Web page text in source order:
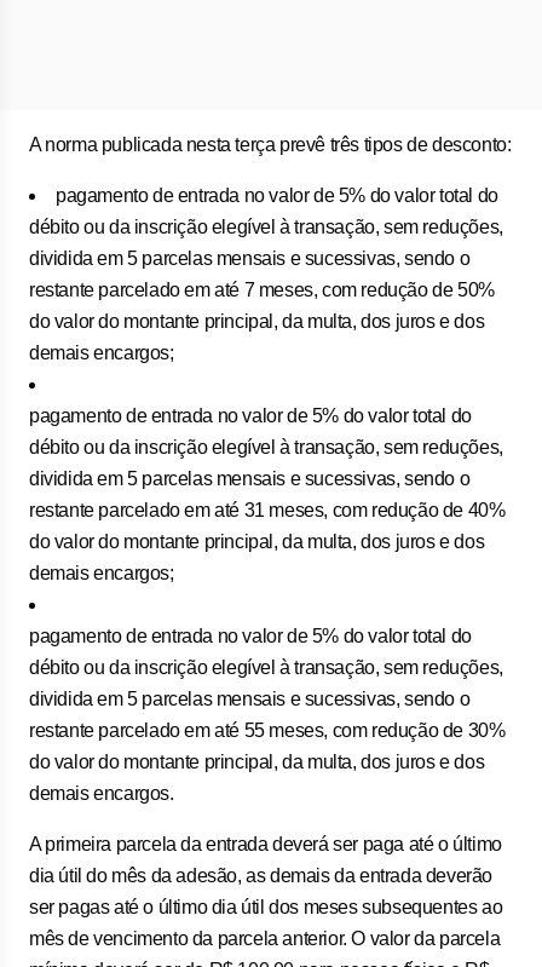
A norma publicada nesta terça prevê três tipos de desconto:
pagamento de entrada no valor de 5% do valor total do
débito ou da inscrição elegível à transação, sem reduções,
dividida em 5 parcelas mensais e sucessivas, sendo o
restante parcelado em até 7 meses, com redução de 50%
do valor do montante principal, da multa, dos juros e dos
demais encargos;
pagamento de entrada no valor de 5% do valor total do
débito ou da inscrição elegível à transação, sem reduções,
dividida em 5 parcelas mensais e sucessivas, sendo o
restante parcelado em até 31 meses, com redução de 40%
do valor do montante principal, da multa, dos juros e dos
demais encargos;
pagamento de entrada no valor de 5% do valor total do
débito ou da inscrição elegível à transação, sem reduções,
dividida em 5 parcelas mensais e sucessivas, sendo o
restante parcelado em até 55 meses, com redução de 30%
do valor do montante principal, da multa, dos juros e dos
demais encargos.
A primeira parcela da entrada deverá ser paga até o último
dia útil do mês da adesão, as demais da entrada deverão
ser pagas até o último dia útil dos meses subsequentes ao
mês de vencimento da parcela anterior. O valor da parcela